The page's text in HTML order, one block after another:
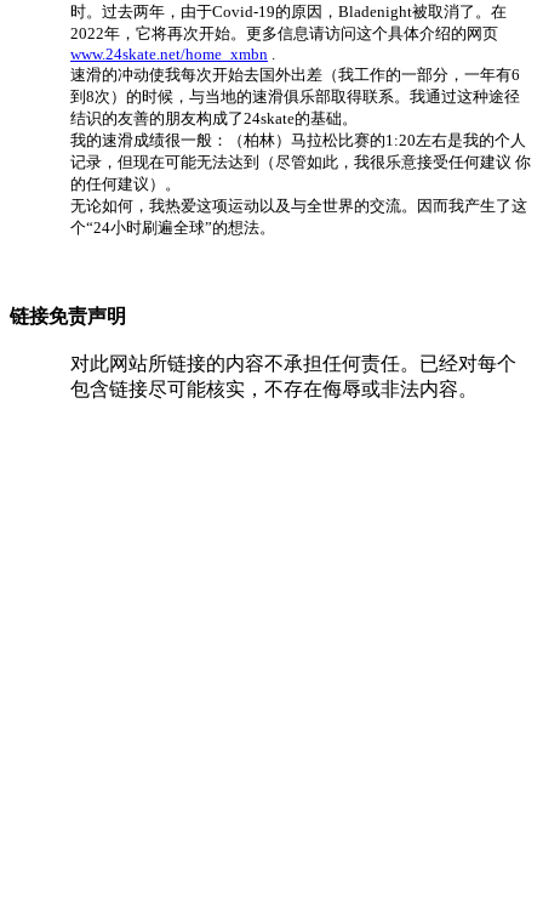
时。过去两年，由于Covid-19的原因，Bladenight被取消了。在
2022年，它将再次开始。更多信息请访问这个具体介绍的网页
www.24skate.net/home_xmbn .
速滑的冲动使我每次开始去国外出差（我工作的一部分，一年有6
到8次）的时候，与当地的速滑俱乐部取得联系。我通过这种途径
结识的友善的朋友构成了24skate的基础。
我的速滑成绩很一般：（柏林）马拉松比赛的1:20左右是我的个人
记录，但现在可能无法达到（尽管如此，我很乐意接受任何建议 你
的任何建议）。
无论如何，我热爱这项运动以及与全世界的交流。因而我产生了这
个“24小时刷遍全球”的想法。
链接免责声明
对此网站所链接的内容不承担任何责任。已经对每个
包含链接尽可能核实，不存在侮辱或非法内容。